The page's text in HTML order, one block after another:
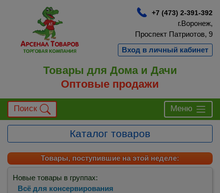
+7 (473) 2-391-392
г.Воронеж,
Проспект Патриотов, 9
Вход в личный кабинет
Товары для Дома и Дачи
Оптовые продажи
Поиск Меню
Каталог товаров
Товары, поступившие на этой неделе:
Новые товары в группах:
Всё для консервирования